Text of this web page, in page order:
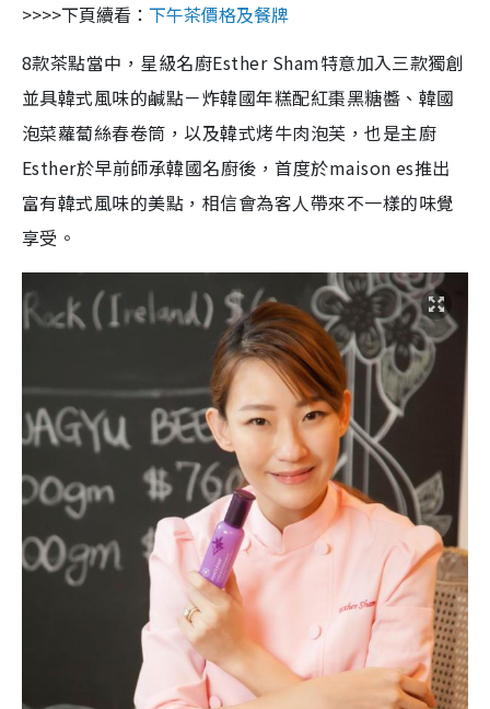
>>>>下頁續看： 下午茶價格及餐牌
8款茶點當中，星級名廚Esther Sham特意加入三款獨創
並具韓式風味的鹹點－炸韓國年糕配紅棗黑糖醬、韓國
泡菜蘿蔔絲春卷筒，以及韓式烤牛肉泡芙，也是主廚
Esther於早前師承韓國名廚後，首度於maison es推出
富有韓式風味的美點，相信會為客人帶來不一樣的味覺
享受。